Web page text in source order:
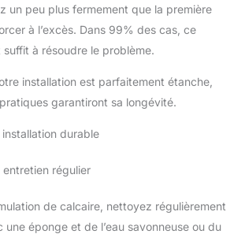
un peu plus fermement que la première
à l’excès. Dans 99% des cas, ce
suffit à résoudre le problème.
installation est parfaitement étanche,
garantiront sa longévité.
durable
entretien régulier
de calcaire, nettoyez régulièrement
éponge et de l’eau savonneuse ou du